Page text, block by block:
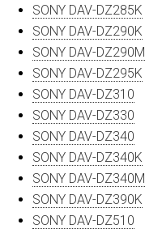
SONY DAV-DZ285K
SONY DAV-DZ290K
SONY DAV-DZ290M
SONY DAV-DZ295K
SONY DAV-DZ310
SONY DAV-DZ330
SONY DAV-DZ340
SONY DAV-DZ340K
SONY DAV-DZ340M
SONY DAV-DZ390K
SONY DAV-DZ510